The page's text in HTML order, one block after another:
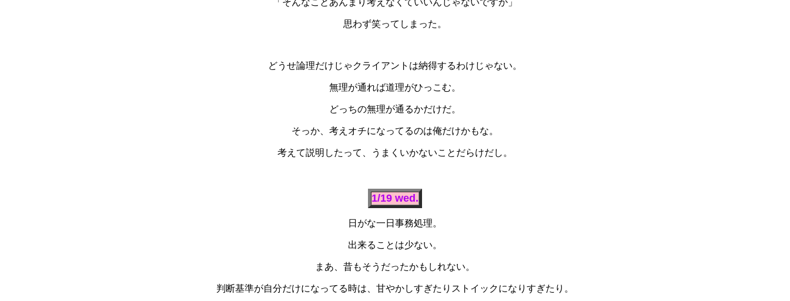
思わず笑ってしまった。
どうせ論理だけじゃクライアントは納得するわけじゃない。
無理が通れば道理がひっこむ。
どっちの無理が通るかだけだ。
そっか、考えオチになってるのは俺だけかもな。
考えて説明したって、うまくいかないことだらけだし。
1/19 wed.
日がな一日事務処理。
出来ることは少ない。
まあ、昔もそうだったかもしれない。
判断基準が自分だけになってる時は、甘やかしすぎたりストイックになりすぎたり。